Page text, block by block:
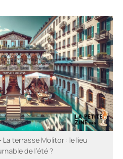
terrasse Molitor : le lieu
de l’été ?